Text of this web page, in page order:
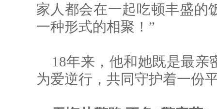
家人都会在一起吃顿丰盛的
一种形式的相聚！”
18年来，他和她既是最
为爱逆行，共同守护着一份